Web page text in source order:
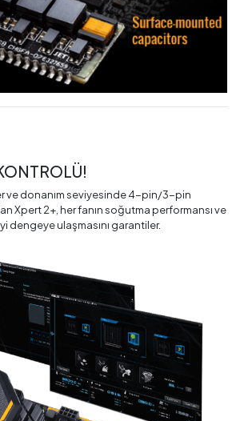
ve donanım seviyesinde 4-pin/3-pin
Xpert 2+, her fanın soğutma performansı ve
dengeye ulaşmasını garantiler.